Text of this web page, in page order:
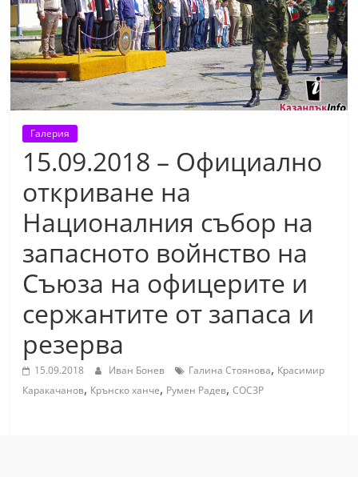
т
К
а
з
а
л
ъ
к
и
б
л
а
с
т
С
т
Галерия
15.09.2018 – Официално
откриване на
Националния събор на
запасното войнство на
Съюза на офицерите и
сержантите от запаса и
резерва
15.09.2018 Иван Бонев Галина Стоянова, Красимир
Каракачанов, Крънско ханче, Румен Радев,СОСЗР